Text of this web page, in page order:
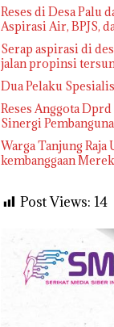
Reses di Desa Palu
Aspirasi Air, BPJS,
Serap aspirasi di
jalan propinsi
Dua Pelaku
Reses Anggota
Sinergi
Warga Tanjung Raja
kembanggaan
Post Views: 14